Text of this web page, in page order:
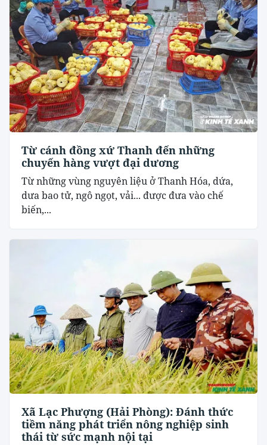
Từ cánh đồng xứ Thanh đến những
chuyến hàng vượt đại dương
Từ những vùng nguyên liệu ở Thanh Hóa, dứa,
dưa bao tử, ngô ngọt, vải... được đưa vào chế
biến,...
Xã Lạc Phượng (Hải Phòng): Đánh thức
tiềm năng phát triển nông nghiệp sinh
thái từ sức mạnh nội tại